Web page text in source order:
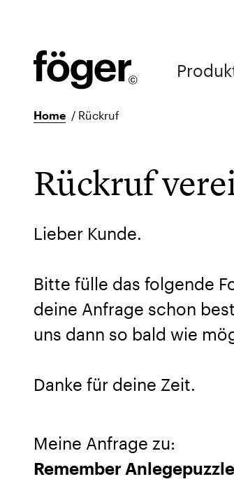
Home / Rückruf
Rückruf
Lieber Kunde.
Bitte fülle das folgende
deine Anfrage schon
uns dann so bald wie
Danke für deine Zeit.
Meine Anfrage zu:
Remember Anlegepuzzle